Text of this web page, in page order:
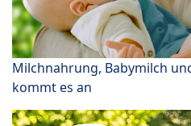
Milchnahrung, Babymilch
kommt es an